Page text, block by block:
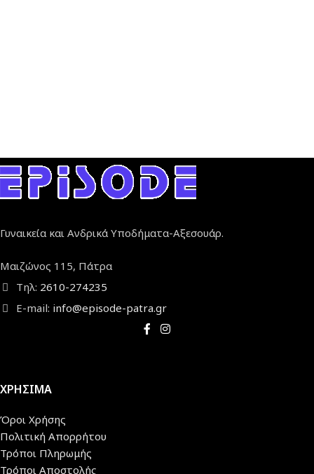
Γυναικεία και Ανδρικά Υποδήματα-Αξεσουάρ.
Μαιζώνος 115, Πάτρα
Τηλ: 2610-274235
E-mail: info@episode-patra.gr
ΧΡΗΣΙΜΑ
Όροι Χρήσης
Πολιτική Απορρήτου
Τρόποι Πληρωμής
Τρόποι Αποστολής